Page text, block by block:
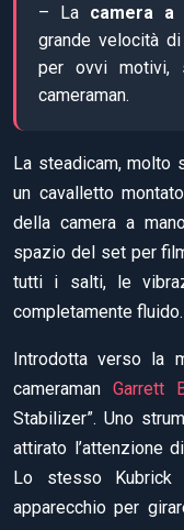
– La camera a
grande velocità
per ovvi motivi,
cameraman.
La steadicam, molto
un cavalletto
della camera a
spazio del set per
tutti i salti, le
completamente fluido.
Introdotta verso la
cameramanGarrett
Stabilizer”. Uno
attirato l’attenzione
Lo stesso Kubrick
apparecchio per